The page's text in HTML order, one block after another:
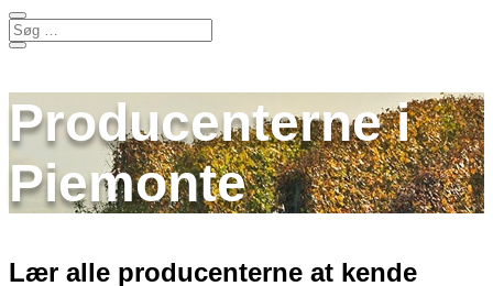
Producenterne i
Piemonte
Lær alle producenterne at kende